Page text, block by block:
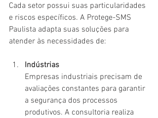
Cada setor possui suas particularidades
e riscos específicos. A Protege-SMS
Paulista adapta suas soluções para
atender às necessidades de:
Indústrias
Empresas industriais precisam de
avaliações constantes para garantir
a segurança dos processos
produtivos. A consultoria realiza